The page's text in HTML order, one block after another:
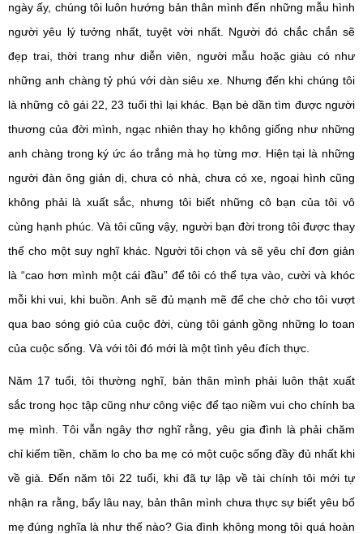
ngày ấy, chúng tôi luôn hướng bản thân mình đến những mẫu hình
người yêu lý tưởng nhất, tuyệt vời nhất. Người đó chắc chắn sẽ
đẹp trai, thời trang như diễn viên, người mẫu hoặc giàu có như
những anh chàng tỷ phú với dàn siêu xe. Nhưng đến khi chúng tôi
là những cô gái 22, 23 tuổi thì lại khác. Bạn bè dần tìm được người
thương của đời mình, ngạc nhiên thay họ không giống như những
anh chàng trong ký ức áo trắng mà họ từng mơ. Hiện tại là những
người đàn ông giản dị, chưa có nhà, chưa có xe, ngoại hình cũng
không phải là xuất sắc, nhưng tôi biết những cô bạn của tôi vô
cùng hạnh phúc. Và tôi cũng vậy, người bạn đời trong tôi được thay
thế cho một suy nghĩ khác. Người tôi chọn và sẽ yêu chỉ đơn giản
là “cao hơn mình một cái đầu” để tôi có thể tựa vào, cười và khóc
mỗi khi vui, khi buồn. Anh sẽ đủ mạnh mẽ để che chở cho tôi vượt
qua bao sóng gió của cuộc đời, cùng tôi gánh gồng những lo toan
của cuộc sống. Và với tôi đó mới là một tình yêu đích thực.
Năm 17 tuổi, tôi thường nghĩ, bản thân mình phải luôn thật xuất
sắc trong học tập cũng như công việc để tạo niềm vui cho chính ba
mẹ mình. Tôi vẫn ngây thơ nghĩ rằng, yêu gia đình là phải chăm
chỉ kiếm tiền, chăm lo cho ba mẹ có một cuộc sống đầy đủ nhất khi
về già. Đến năm tôi 22 tuổi, khi đã tự lập về tài chính tôi mới tự
nhận ra rằng, bấy lâu nay, bản thân mình chưa thực sự biết yêu bố
mẹ đúng nghĩa là như thế nào? Gia đình không mong tôi quá hoàn